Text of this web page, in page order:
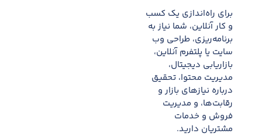
برای راه‌اندازی یک کسب
و کار آنلاین، شما نیاز به
برنامه‌ریزی، طراحی وب
سایت یا پلتفرم آنلاین،
بازاریابی دیجیتال،
مدیریت محتوا، تحقیق
درباره نیازهای بازار و
رقابت‌ها، و مدیریت
فروش و خدمات
مشتریان دارید.